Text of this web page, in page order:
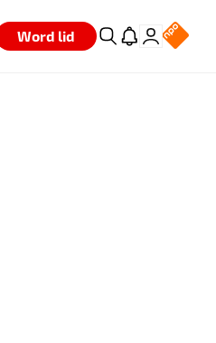
Word lid